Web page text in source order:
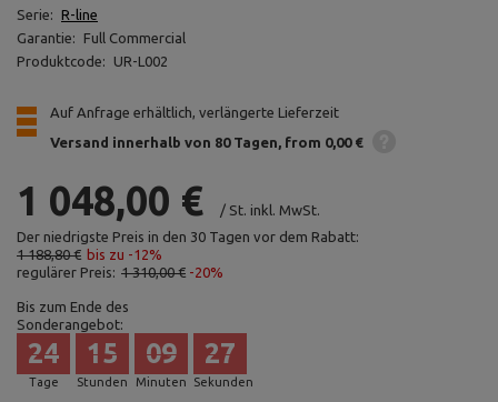
Serie: R-line
Garantie:
Full Commercial
Produktcode:
UR-L002
Auf Anfrage erhältlich, verlängerte Lieferzeit
Versand innerhalb von 80 Tagen from 0,00 €
1 048,00 € / St. inkl. MwSt.
Der niedrigste Preis in den 30 Tagen vor dem Rabatt:
1 188,80 € bis zu -12%
regulärer Preis: 1 310,00 € -20%
Bis zum Ende des
Sonderangebot:
Tage
24
Stunden
15
Minuten
09
Sekunden
26